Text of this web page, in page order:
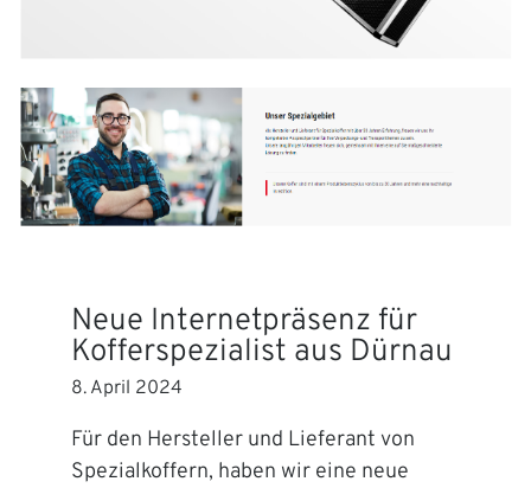
Neue Internetpräsenz für
Kofferspezialist aus Dürnau
8. April 2024
Für den Hersteller und Lieferant von
Spezialkoffern, haben wir eine neue